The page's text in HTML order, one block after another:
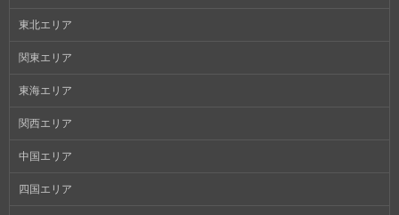
東北エリア
関東エリア
東海エリア
関西エリア
中国エリア
四国エリア